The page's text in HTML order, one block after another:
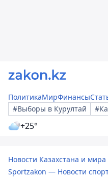
ПолитикаМирФинансы
#Выборы в Курултай
+25°
Новости Казахстана и мира
Sportzakon — Новости